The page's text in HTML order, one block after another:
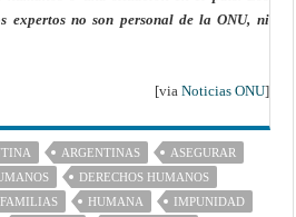
expertos no son personal de la ONU, ni
[via Noticias ONU]
ARGENTINAS
ASEGURAR
DERECHOS HUMANOS
FAMILIAS HUMANA
IMPUNIDAD